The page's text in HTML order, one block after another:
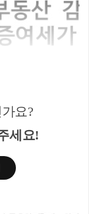
요?
세요!